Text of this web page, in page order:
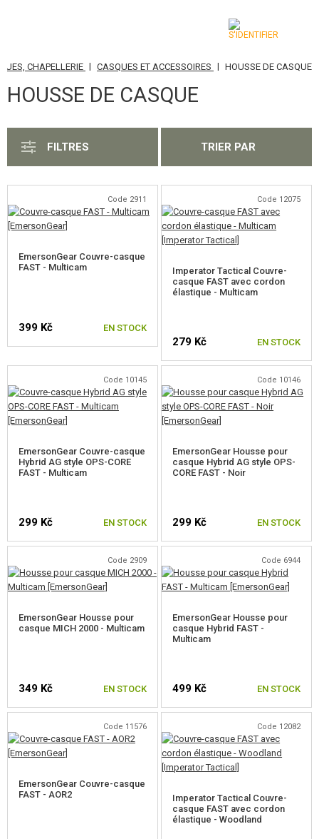
CATÉGORIES
AIRSOFT GUNS
LANCE-GRENADES, GRENADES
BATTERIES, CHARGEURS
CHARGEURS, BB LOADER
ÉQUIPEMENT, UNIFORMES...
CASQUES, CHAPELLERIE
CASQUES ET ACCESSOIRES
HOUSSE DE CASQUE
SE MONTE SUR LES CASQUES
ACCESSOIRES CASQUE
CASQUETTES
CAGOULES
UNIFORMES, CHEMISES, PANTALONS
GILETS
CHAPELLERIE | CASQUES ET ACCESSOIRES | HOUSSE DE CASQUE
HOUSSE DE CASQUE
FILTRES TRIER PAR
Code 2911
EmersonGear Couvre-casque
FAST - Multicam
399 Kč EN STOCK
Code 12075
Imperator Tactical Couvre-
casque FAST avec cordon
élastique - Multicam
279 Kč EN STOCK
Code 10145
EmersonGear Couvre-casque
Hybrid AG style OPS-CORE
FAST - Multicam
299 Kč EN STOCK
Code 10146
EmersonGear Housse pour
casque Hybrid AG style OPS-
CORE FAST - Noir
299 Kč EN STOCK
Code 2909
EmersonGear Housse pour
casque MICH 2000 - Multicam
349 Kč EN STOCK
Code 6944
EmersonGear Housse pour
casque Hybrid FAST -
Multicam
499 Kč EN STOCK
Code 11576
EmersonGear Couvre-casque
FAST - AOR2
Code 12082
Imperator Tactical Couvre-
casque FAST avec cordon
élastique - Woodland